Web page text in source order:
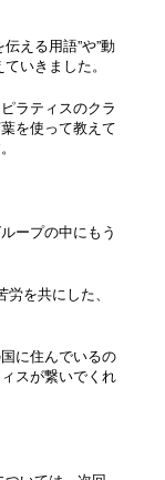
える用語”や”動
いきました。
ラティスのクラ
を使って教えて
ープの中にもう
を共にした、
に住んでいるの
スが繋いでくれ